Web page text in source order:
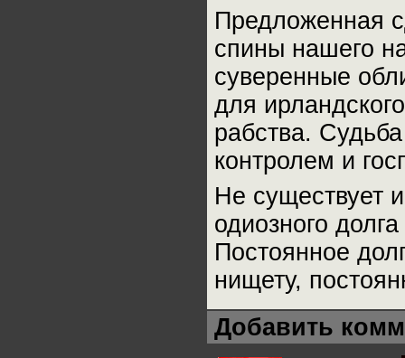
Предложенная
спины нашего
суверенные
для
рабства.
контролем и
Не существует
одиозного
Постоянное
нищету,
Добавить